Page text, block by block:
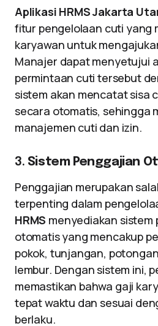
Aplikasi HRMS Jakarta
fitur pengelolaan cuti yang
karyawan untuk
Manajer dapat menyetujui
permintaan cuti tersebut
sistem akan mencatat sisa
secara otomatis, sehingga
manajemen cuti dan izin.
3. Sistem Penggajian
Penggajian merupakan
terpenting dalam
HRMS menyediakan sistem
otomatis yang mencakup
pokok, tunjangan,
lembur. Dengan sistem ini,
memastikan bahwa gaji
tepat waktu dan sesuai
berlaku.